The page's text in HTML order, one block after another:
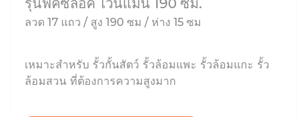
ลวด 17 แถว / สูง 190 ซม / ห่าง 15 ซม
เหมาะสำหรับ รั้วกั้นสัตว์ รั้วล้อมแพะ รั้วล้อมแกะ รั้ว
ล้อมสวน ที่ต้องการความสูงมาก